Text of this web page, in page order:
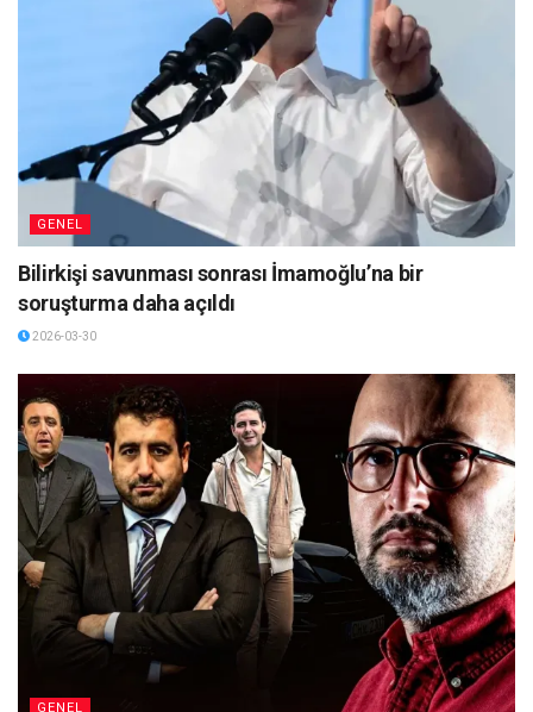
GENEL
Bilirkişi savunması sonrası İmamoğlu’na bir
soruşturma daha açıldı
2026-03-30
GENEL